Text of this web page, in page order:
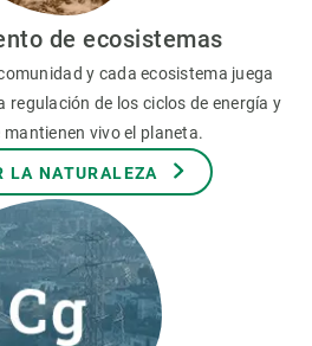
de ecosistemas
y cada ecosistema juega
regulación de los ciclos de energía y
vivo el planeta.
LA NATURALEZA